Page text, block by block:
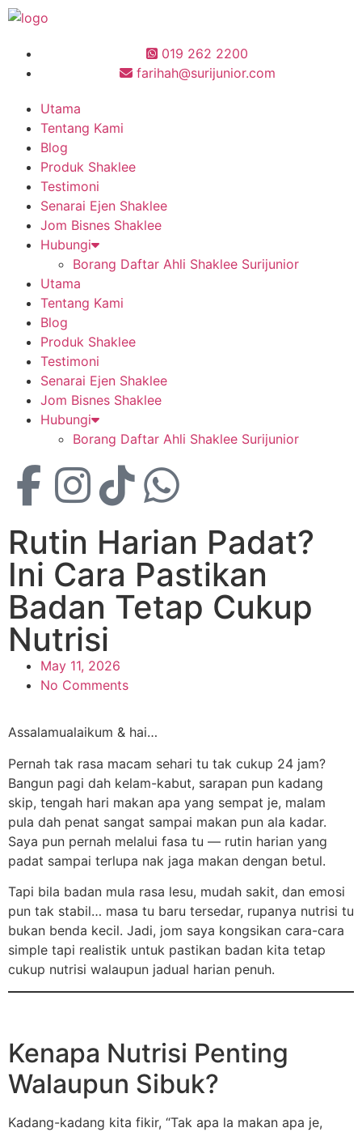
019 262 2200
farihah@surijunior.com
Utama
Tentang Kami
Blog
Produk Shaklee
Testimoni
Senarai Ejen Shaklee
Jom Bisnes Shaklee
Hubungi
Borang Daftar Ahli Shaklee Surijunior
Utama
Tentang Kami
Blog
Produk Shaklee
Testimoni
Senarai Ejen Shaklee
Jom Bisnes Shaklee
Hubungi
Borang Daftar Ahli Shaklee Surijunior
Rutin Harian Padat?
Ini Cara Pastikan
Badan Tetap Cukup
Nutrisi
May 11, 2026
No Comments
Assalamualaikum & hai…
Pernah tak rasa macam sehari tu tak cukup 24 jam?
Bangun pagi dah kelam-kabut, sarapan pun kadang
skip, tengah hari makan apa yang sempat je, malam
pula dah penat sangat sampai makan pun ala kadar.
Saya pun pernah melalui fasa tu — rutin harian yang
padat sampai terlupa nak jaga makan dengan betul.
Tapi bila badan mula rasa lesu, mudah sakit, dan emosi
pun tak stabil… masa tu baru tersedar, rupanya nutrisi tu
bukan benda kecil. Jadi, jom saya kongsikan cara-cara
simple tapi realistik untuk pastikan badan kita tetap
cukup nutrisi walaupun jadual harian penuh.
Kenapa Nutrisi Penting
Walaupun Sibuk?
Kadang-kadang kita fikir, “Tak apa la makan apa je,